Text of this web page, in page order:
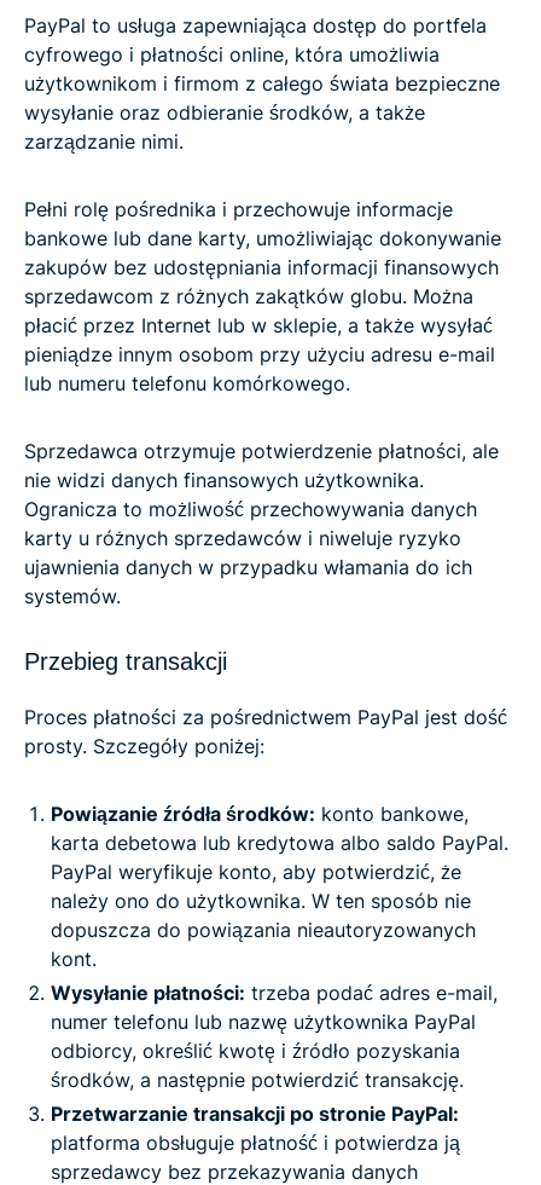
PayPal to usługa zapewniająca dostęp do portfela
cyfrowego i płatności online, która umożliwia
użytkownikom i firmom z całego świata bezpieczne
wysyłanie oraz odbieranie środków, a także
zarządzanie nimi.
Pełni rolę pośrednika i przechowuje informacje
bankowe lub dane karty, umożliwiając dokonywanie
zakupów bez udostępniania informacji finansowych
sprzedawcom z różnych zakątków globu. Można
płacić przez Internet lub w sklepie, a także wysyłać
pieniądze innym osobom przy użyciu adresu e-mail
lub numeru telefonu komórkowego.
Sprzedawca otrzymuje potwierdzenie płatności, ale
nie widzi danych finansowych użytkownika.
Ogranicza to możliwość przechowywania danych
karty u różnych sprzedawców i niweluje ryzyko
ujawnienia danych w przypadku włamania do ich
systemów.
Przebieg transakcji
Proces płatności za pośrednictwem PayPal jest dość
prosty. Szczegóły poniżej:
Powiązanie źródła środków: konto bankowe,
karta debetowa lub kredytowa albo saldo PayPal.
PayPal weryfikuje konto, aby potwierdzić, że
należy ono do użytkownika. W ten sposób nie
dopuszcza do powiązania nieautoryzowanych
kont.
Wysyłanie płatności: trzeba podać adres e-mail,
numer telefonu lub nazwę użytkownika PayPal
odbiorcy, określić kwotę i źródło pozyskania
środków, a następnie potwierdzić transakcję.
Przetwarzanie transakcji po stronie PayPal:
platforma obsługuje płatność i potwierdza ją
sprzedawcy bez przekazywania danych